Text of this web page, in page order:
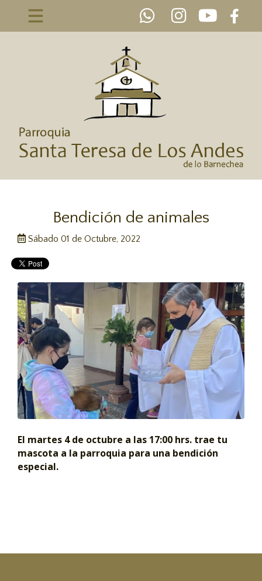
Bendición de animales
Sábado 01 de Octubre, 2022
El martes 4 de octubre a las 17:00 hrs. trae tu
mascota a la parroquia para una bendición
especial.